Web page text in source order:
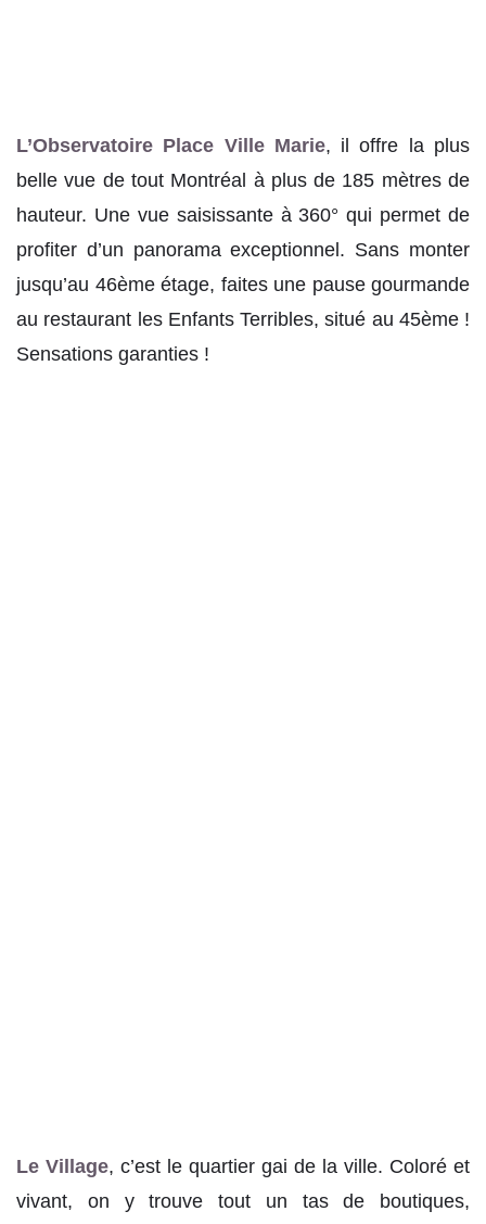
L’Observatoire Place Ville Marie, il offre la plus
belle vue de tout Montréal à plus de 185 mètres de
hauteur. Une vue saisissante à 360° qui permet de
profiter d’un panorama exceptionnel. Sans monter
jusqu’au 46ème étage, faites une pause gourmande
au restaurant les Enfants Terribles, situé au 45ème !
Sensations garanties !
Le Village, c’est le quartier gai de la ville. Coloré et
vivant, on y trouve tout un tas de boutiques,